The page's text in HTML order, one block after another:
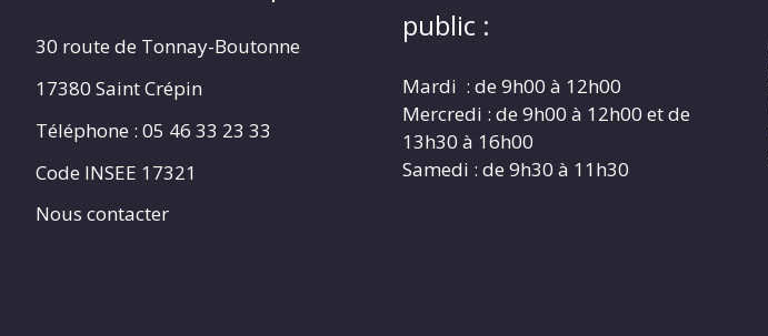
30 route de Tonnay-Boutonne
17380 Saint Crépin
Téléphone : 05 46 33 23 33
Code INSEE 17321
Nous contacter
public :
Mardi : de 9h00 à 12h00
Mercredi : de 9h00 à 12h00 et de
13h30 à 16h00
Samedi : de 9h30 à 11h30